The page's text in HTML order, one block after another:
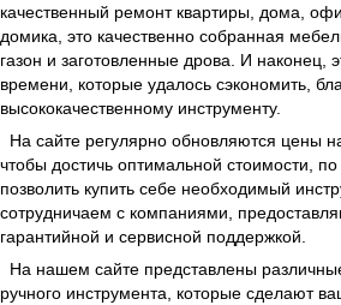
качественный ремонт квартиры, дома,
домика, это качественно собранная
газон и заготовленные дрова. И наконец,
времени, которые удалось сэкономить,
высококачественному инструменту.
На сайте регулярно обновляются цены
чтобы достичь оптимальной стоимости,
позволить купить себе необходимый
сотрудничаем с компаниями,
гарантийной и сервисной поддержкой.
На нашем сайте представлены
ручного инструмента, которые сделают